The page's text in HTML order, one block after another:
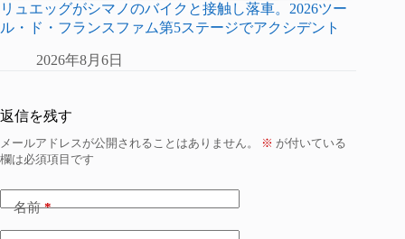
リュエッグがシマノのバイクと接触し落車。2026ツー
ル・ド・フランスファム第5ステージでアクシデント
2026年8月6日
返信を残す
メールアドレスが公開されることはありません。 ※ が付いている
欄は必須項目です
名前*